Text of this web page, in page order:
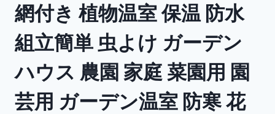
網付き 植物温室 保温 防水
組立簡単 虫よけ ガーデン
ハウス 農園 家庭 菜園用 園
芸用 ガーデン温室 防寒 花